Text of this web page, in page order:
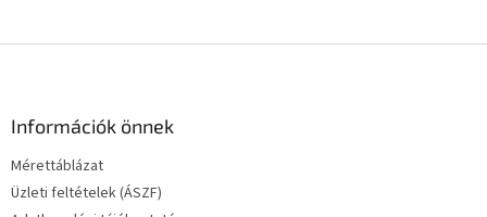
Információk önnek
Mérettáblázat
Üzleti feltételek (ÁSZF)